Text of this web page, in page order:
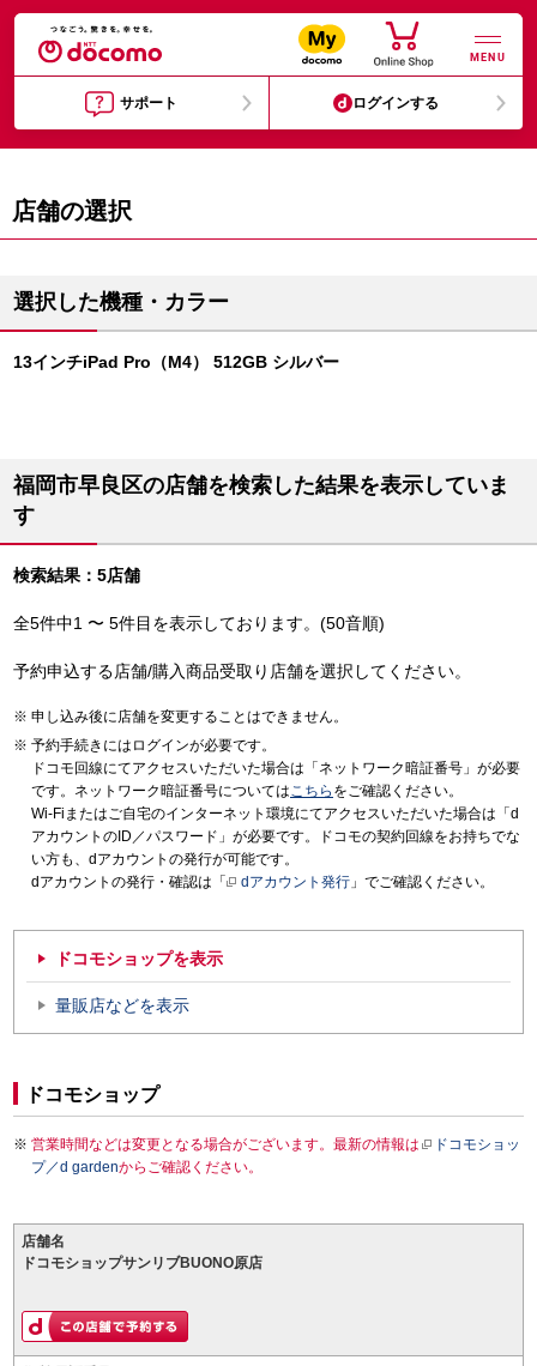
MENU
サポート ログインする
店舗の選択
選択した機種・カラー
13インチiPad Pro（M4） 512GB シルバー
福岡市早良区の店舗を検索した結果を表示していま
す
検索結果：5店舗
全5件中1 〜 5件目を表示しております。(50音順)
予約申込する店舗/購入商品受取り店舗を選択してください。
申し込み後に店舗を変更することはできません。
予約手続きにはログインが必要です。
ドコモ回線にてアクセスいただいた場合は「ネットワーク暗証番号」が必要
です。ネットワーク暗証番号についてはこちら をご確認ください。
Wi-Fiまたはご自宅のインターネット環境にてアクセスいただいた場合は「d
アカウントのID／パスワード」が必要です。ドコモの契約回線をお持ちでな
い方も、dアカウントの発行が可能です。
dアカウントの発行・確認は「
dアカウント発行 」でご確認ください。
ドコモショップを表示
量販店などを表示
ドコモショップ
営業時間などは変更となる場合がございます。最新の情報は
ドコモショッ
プ／d gardenからご確認ください。
店舗名
ドコモショップサンリブBUONO原店